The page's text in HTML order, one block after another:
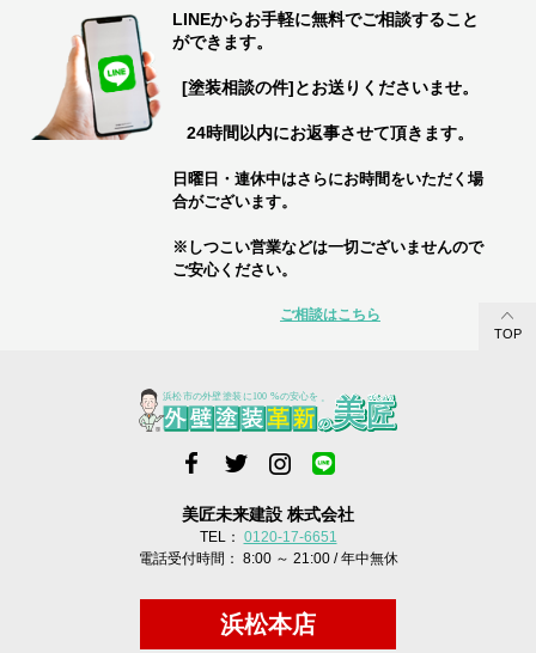
LINEからお手軽に無料でご相談すること
ができます。
[塗装相談の件]とお送りくださいませ。
24時間以内にお返事させて頂きます。
日曜日・連休中はさらにお時間をいただく場
合がございます。
※しつこい営業などは一切ございませんので
ご安心ください。
ご相談はこちら
TOP
美匠未来建設 株式会社
TEL： 0120-17-6651
電話受付時間： 8:00 ～ 21:00 / 年中無休
浜松本店